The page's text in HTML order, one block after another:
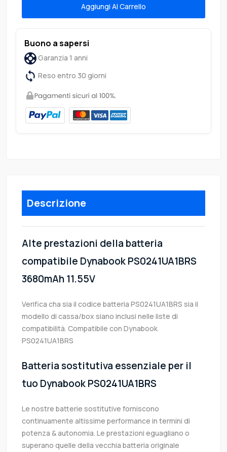
Aggiungi Al Carrello
Buono a sapersi
Garanzia 1 anni
Reso entro 30 giorni
Descrizione
Alte prestazioni della batteria
compatibile Dynabook PS0241UA1BRS
3680mAh 11.55V
Verifica cha sia il codice batteria PS0241UA1BRS sia il
modello di cassa/box siano inclusi nelle liste di
compatibilità. Compatibile con Dynabook
PS0241UA1BRS
Batteria sostitutiva essenziale per il
tuo Dynabook PS0241UA1BRS
Le nostre batterie sostitutive forniscono
continuamente altissime performance in termini di
potenza & autonomia. Le prestazioni eguagliano o
superano quelle della vecchia batteria originale